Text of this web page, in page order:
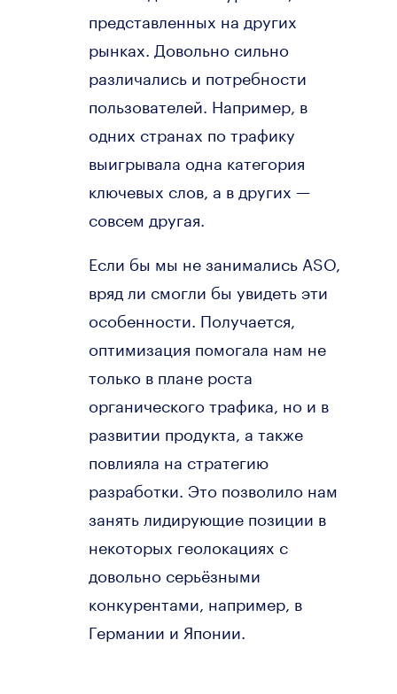
представленных на других
рынках. Довольно сильно
различались и потребности
пользователей. Например, в
одних странах по трафику
выигрывала одна категория
ключевых слов, а в других —
совсем другая.
Если бы мы не занимались ASO,
вряд ли смогли бы увидеть эти
особенности. Получается,
оптимизация помогала нам не
только в плане роста
органического трафика, но и в
развитии продукта, а также
повлияла на стратегию
разработки. Это позволило нам
занять лидирующие позиции в
некоторых геолокациях с
довольно серьёзными
конкурентами, например, в
Германии и Японии.